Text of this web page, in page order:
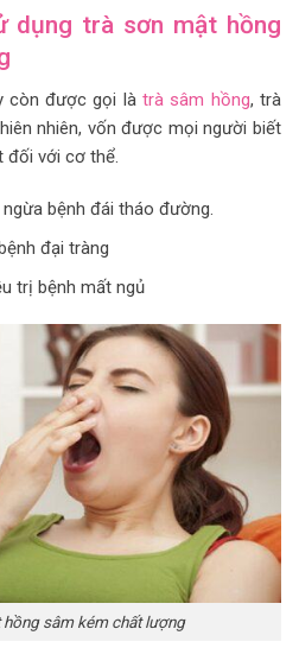
dụng trà sơn mật hồng
còn được gọi làtrà sâm hồng, trà
nhiên, vốn được mọi người biết
đối với cơ thể.
bệnh đái tháo đường.
đại tràng
trị bệnh mất ngủ
sâm kém chất lượng